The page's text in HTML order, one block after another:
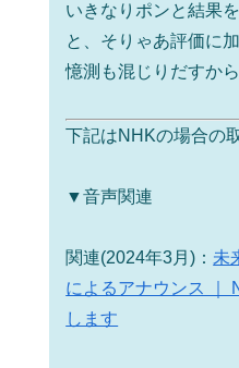
いきなりポンと結果
と、そりゃあ評価に
憶測も混じりだすか
下記はNHKの場合の
▼音声関連
関連(2024年3月)： 未
によるアナウンス ｜
します